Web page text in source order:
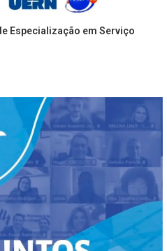
Especialização em Serviço